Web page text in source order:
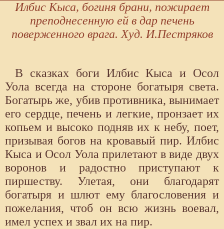
Илбис Кыса, богиня брани, пожирает
преподнесенную ей в дар печень
поверженного врага. Худ. И.Пестряков
В сказках боги Илбис Кыса и Осол
Уола всегда на стороне богатыря света.
Богатырь же, убив противника, вынимает
его сердце, печень и легкие, пронзает их
копьем и высоко подняв их к небу, поет,
призывая богов на кровавый пир. Илбис
Кыса и Осол Уола прилетают в виде двух
воронов и радостно приступают к
пиршеству. Улетая, они благодарят
богатыря и шлют ему благословения и
пожелания, чтоб он всю жизнь воевал,
имел успех и звал их на пир.